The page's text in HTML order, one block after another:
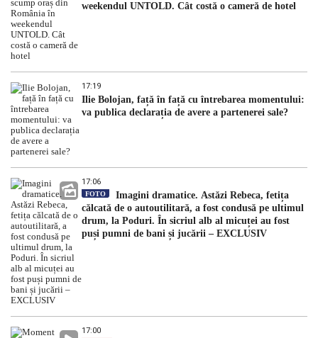
weekendul UNTOLD. Cât costă o cameră de hotel
17:19
Ilie Bolojan, față în față cu întrebarea momentului:
va publica declarația de avere a partenerei sale?
17:06
FOTO
Imagini dramatice. Astăzi Rebeca, fetița
călcată de o autoutilitară, a fost condusă pe ultimul
drum, la Poduri. În sicriul alb al micuței au fost
puși pumni de bani și jucării – EXCLUSIV
17:00